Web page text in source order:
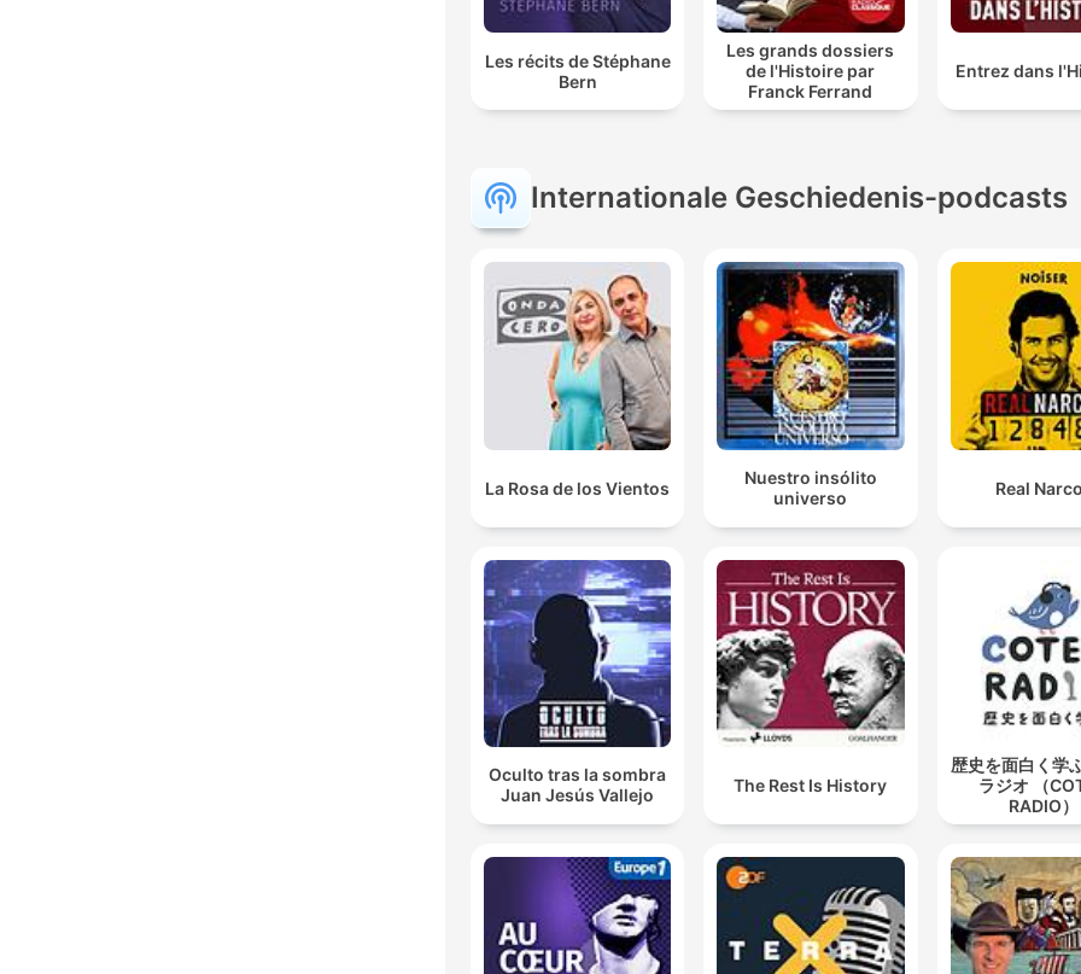
Les récits de Stéphane
Bern
Les grands dossiers
de l'Histoire par
Franck Ferrand
Entrez dans
Internationale Geschiedenis-podcasts
La Rosa de los Vientos
Nuestro insólito
universo
Real
Oculto tras la sombra
Juan Jesús Vallejo
The Rest Is History
歴史を面白く学
ラジオ （
RADIO）